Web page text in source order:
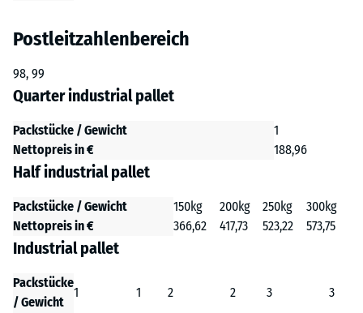
Postleitzahlenbereich
98, 99
Quarter industrial pallet
Packstücke / Gewicht
1
Nettopreis in €
188,96
Half industrial pallet
Packstücke / Gewicht 150kg 200kg 250kg
300kg
Nettopreis in €
366,62 417,73 523,22 573,75
Industrial pallet
Packstücke
/ Gewicht
1 1 2 2 3 3